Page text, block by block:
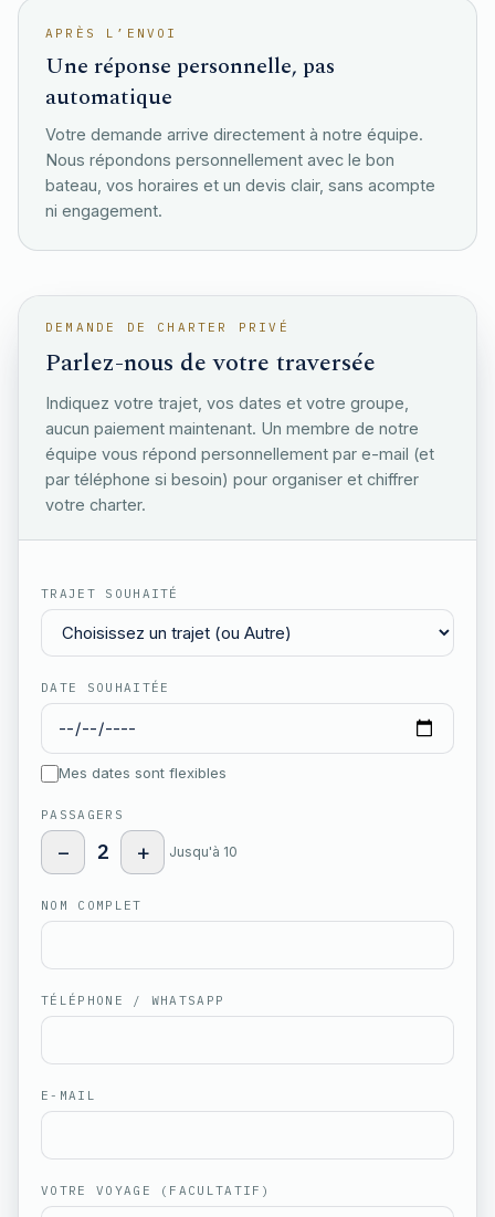
DEMANDE DE CHARTER PRIVÉ
Parlez-nous de votre traversée
Indiquez votre trajet, vos dates et votre groupe,
aucun paiement maintenant. Un membre de notre
équipe vous répond personnellement par e-mail (et
par téléphone si besoin) pour organiser et chiffrer
votre charter.
TRAJET SOUHAITÉ
DATE SOUHAITÉE
Mes dates sont flexibles
PASSAGERS
− 2 + Jusqu'à 10
NOM COMPLET
TÉLÉPHONE / WHATSAPP
E-MAIL
VOTRE VOYAGE (FACULTATIF)
APRÈS L’ENVOI
Une réponse personnelle, pas
automatique
Votre demande arrive directement à notre équipe.
Nous répondons personnellement avec le bon
bateau, vos horaires et un devis clair, sans acompte
ni engagement.